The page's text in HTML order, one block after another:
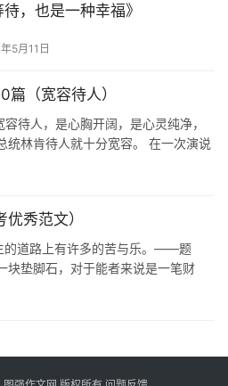
待，也是一种幸福》
5月11日
篇（宽容待人）
，是心胸开阔，是心灵纯净，
林肯待人就十分宽容。 在一次演说
秀范文）
的道路上有许多的苦与乐。——题
块垫脚石，对于能者来说是一笔财